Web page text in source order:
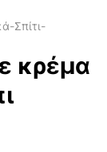
Σπίτι-
κρέμα